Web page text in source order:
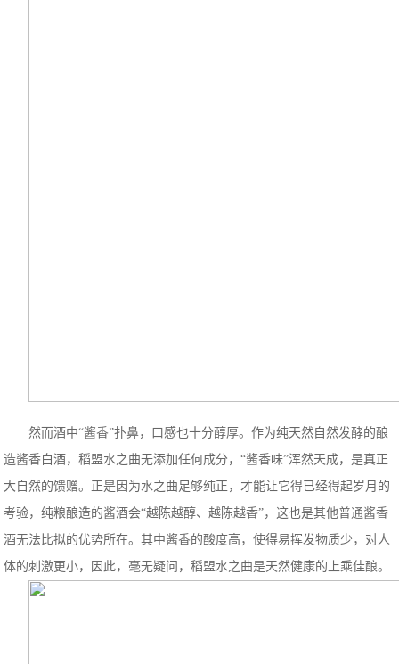
然而酒中“酱香”扑鼻，口感也十分醇厚。作为纯天然自然发酵的酿
造酱香白酒，稻盟水之曲无添加任何成分，“酱香味”浑然天成，是真正
大自然的馈赠。正是因为水之曲足够纯正，才能让它得已经得起岁月的
考验，纯粮酿造的酱酒会“越陈越醇、越陈越香”，这也是其他普通酱香
酒无法比拟的优势所在。其中酱香的酸度高，使得易挥发物质少，对人
体的刺激更小，因此，毫无疑问，稻盟水之曲是天然健康的上乘佳酿。